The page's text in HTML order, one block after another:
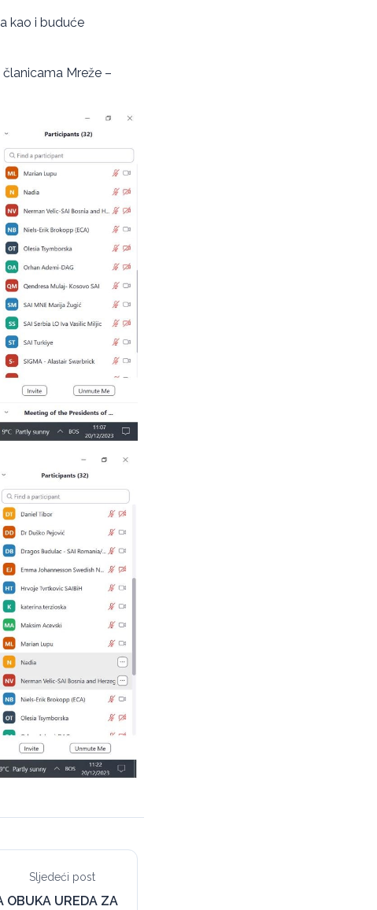
kao i buduće
Mreže –
Sljedeći post
OBUKA UREDA ZA